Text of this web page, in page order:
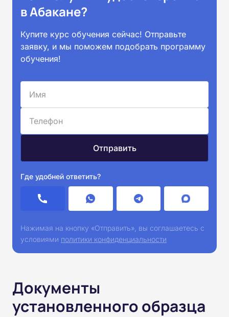
в Абакане?
Купите курс обучения сейчас! Отправьте
заявку, и мы поможем подобрать программу
обучения!
Где удобней ответить?
Нажимая на кнопку «Отправить», вы соглашаетесь с
условиями политики конфиденциальности
Документы
установленного образца